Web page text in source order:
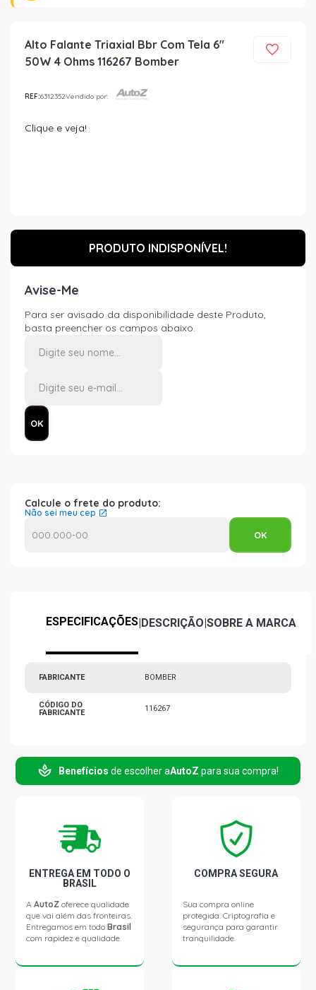
Alto Falante Triaxial Bbr Com Tela 6"
50W 4 Ohms 116267 Bomber
REF:6312352Vendido por:
Clique e veja!
PRODUTO INDISPONÍVEL!
Avise-Me
Para ser avisado da disponibilidade deste Produto,
basta preencher os campos abaixo.
Calcule o frete do produto:
Não sei meu cep
ESPECIFICAÇÕES|DESCRIÇÃO|SOBRE A MARCA
FABRICANTE BOMBER
CÓDIGO DO
FABRICANTE
116267
Benefícios de escolher aAutoZ para sua compra!
ENTREGA EM TODO O
BRASIL
AAutoZ oferece qualidade
que vai além das fronteiras.
Entregamos em todoBrasil
com rapidez e qualidade.
COMPRA SEGURA
Sua compra online
protegida. Criptografia e
segurança para garantir
tranquilidade.